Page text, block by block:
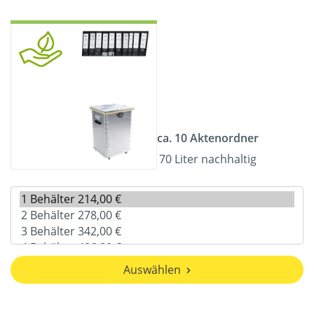
ca. 10 Aktenordner
70 Liter nachhaltig
Auswählen